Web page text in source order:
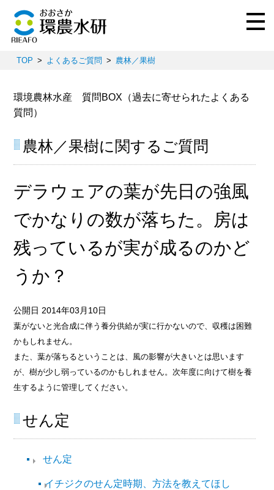
TOP よくあるご質問 農林／果樹
環境農林水産 質問BOX（過去に寄せられたよくある
質問）
農林／果樹に関するご質問
デラウェアの葉が先日の強風
でかなりの数が落ちた。房は
残っているが実が成るのかど
うか？
公開日 2014年03月10日
葉がないと光合成に伴う養分供給が実に行かないので、収穫は困難
かもしれません。
また、葉が落ちるということは、風の影響が大きいとは思います
が、樹が少し弱っているのかもしれません。次年度に向けて樹を養
生するように管理してください。
せん定
せん定
イチジクのせん定時期、方法を教えてほし